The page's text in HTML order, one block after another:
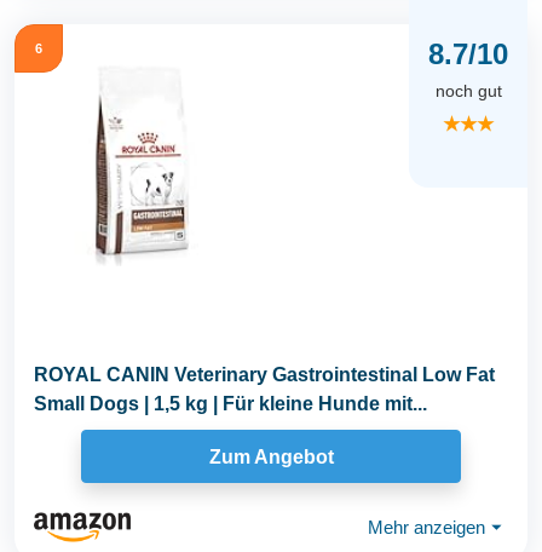
6 8.7/10
noch gut
★★★
ROYAL CANIN Veterinary Gastrointestinal Low Fat
Small Dogs | 1,5 kg | Für kleine Hunde mit...
Zum Angebot
Mehr anzeigen ⏷